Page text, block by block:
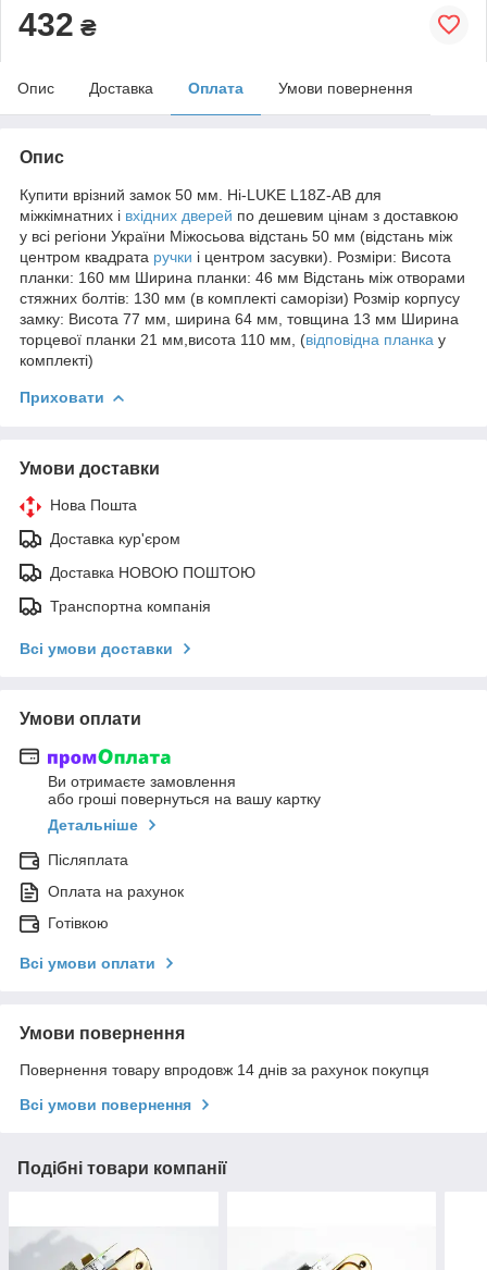
432 ₴
Опис Доставка Оплата Умови повернення
Опис
Купити врізний замок 50 мм. Hi-LUKE L18Z-AB для
міжкімнатних і вхідних дверей по дешевим цінам з доставкою
у всі регіони України Міжосьова відстань 50 мм (відстань між
центром квадрата ручки і центром засувки). Розміри: Висота
планки: 160 мм Ширина планки: 46 мм Відстань між отворами
стяжних болтів: 130 мм (в комплекті саморізи) Розмір корпусу
замку: Висота 77 мм, ширина 64 мм, товщина 13 мм Ширина
торцевої планки 21 мм,висота 110 мм, (відповідна планка у
комплекті)
Приховати
Умови доставки
Нова Пошта
Доставка кур'єром
Доставка НОВОЮ ПОШТОЮ
Транспортна компанія
Всі умови доставки
Умови оплати
Ви отримаєте замовлення
або гроші повернуться на вашу картку
Детальніше
Післяплата
Оплата на рахунок
Готівкою
Всі умови оплати
Умови повернення
Повернення товару впродовж 14 днів за рахунок покупця
Всі умови повернення
Подібні товари компанії